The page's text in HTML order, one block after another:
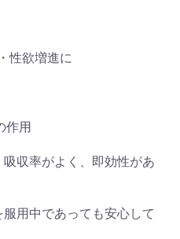
性欲増進に
作用
収率がよく、即効性があ
用中であっても安心して